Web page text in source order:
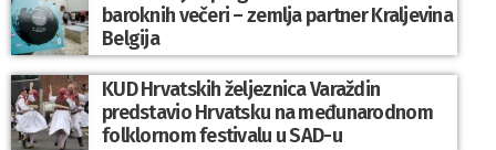
baroknih večeri – zemlja partner Kraljevina
Belgija
KUD Hrvatskih željeznica Varaždin
predstavio Hrvatsku na međunarodnom
folklornom festivalu u SAD-u